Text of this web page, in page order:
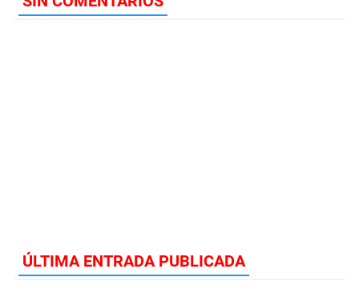
ÚLTIMA ENTRADA PUBLICADA